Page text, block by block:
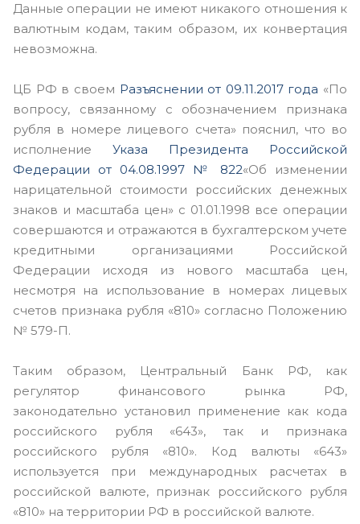
Данные операции не имеют никакого отношения к
валютным кодам, таким образом, их конвертация
невозможна.
ЦБ РФ в своем Разъяснении от 09.11.2017 года «По
вопросу, связанному с обозначением признака
рубля в номере лицевого счета» пояснил, что во
исполнение Указа Президента Российской
Федерации от 04.08.1997 № 822«Об изменении
нарицательной стоимости российских денежных
знаков и масштаба цен» с 01.01.1998 все операции
совершаются и отражаются в бухгалтерском учете
кредитными организациями Российской
Федерации исходя из нового масштаба цен,
несмотря на использование в номерах лицевых
счетов признака рубля «810» согласно Положению
№ 579-П.
Таким образом, Центральный Банк РФ, как
регулятор финансового рынка РФ,
законодательно установил применение как кода
российского рубля «643», так и признака
российского рубля «810». Код валюты «643»
используется при международных расчетах в
российской валюте, признак российского рубля
«810» на территории РФ в российской валюте.